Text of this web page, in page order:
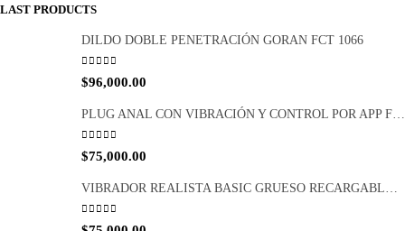
LAST PRODUCTS
DILDO DOBLE PENETRACIÓN GORAN FCT 1066
0out of 5
$96,000.00
PLUG ANAL CON VIBRACIÓN Y CONTROL POR APP FCT 1065
0out of 5
$75,000.00
VIBRADOR REALISTA BASIC GRUESO RECARGABLE FCT 1047
0out of 5